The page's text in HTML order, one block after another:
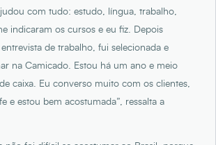
com tudo: estudo, língua, trabalho,
indicaram os cursos e eu fiz. Depois
de trabalho, fui selecionada e
na Camicado. Estou há um ano e meio
caixa. Eu converso muito com os clientes,
e estou bem acostumada”, ressalta a